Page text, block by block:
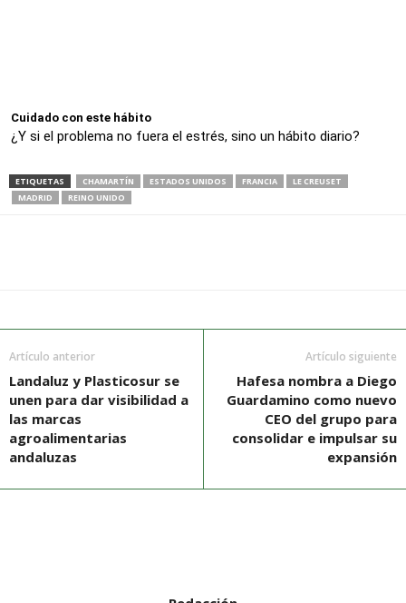
Cuidado con este hábito
¿Y si el problema no fuera el estrés, sino un hábito diario?
ETIQUETAS CHAMARTÍN ESTADOS UNIDOS FRANCIA
LE CREUSET
MADRID
REINO UNIDO
Artículo anterior
Landaluz y Plasticosur se
unen para dar visibilidad a
las marcas
agroalimentarias
andaluzas
Artículo siguiente
Hafesa nombra a Diego
Guardamino como nuevo
CEO del grupo para
consolidar e impulsar su
expansión